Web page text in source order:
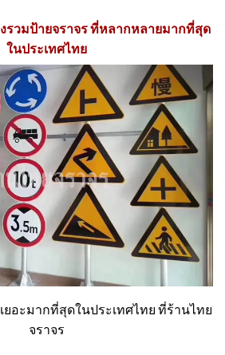
รวมป้ายจราจร ที่หลากหลายมากที่สุด
ในประเทศไทย
ยอะมากที่สุดในประเทศไทย ที่ร้านไทย
จราจร